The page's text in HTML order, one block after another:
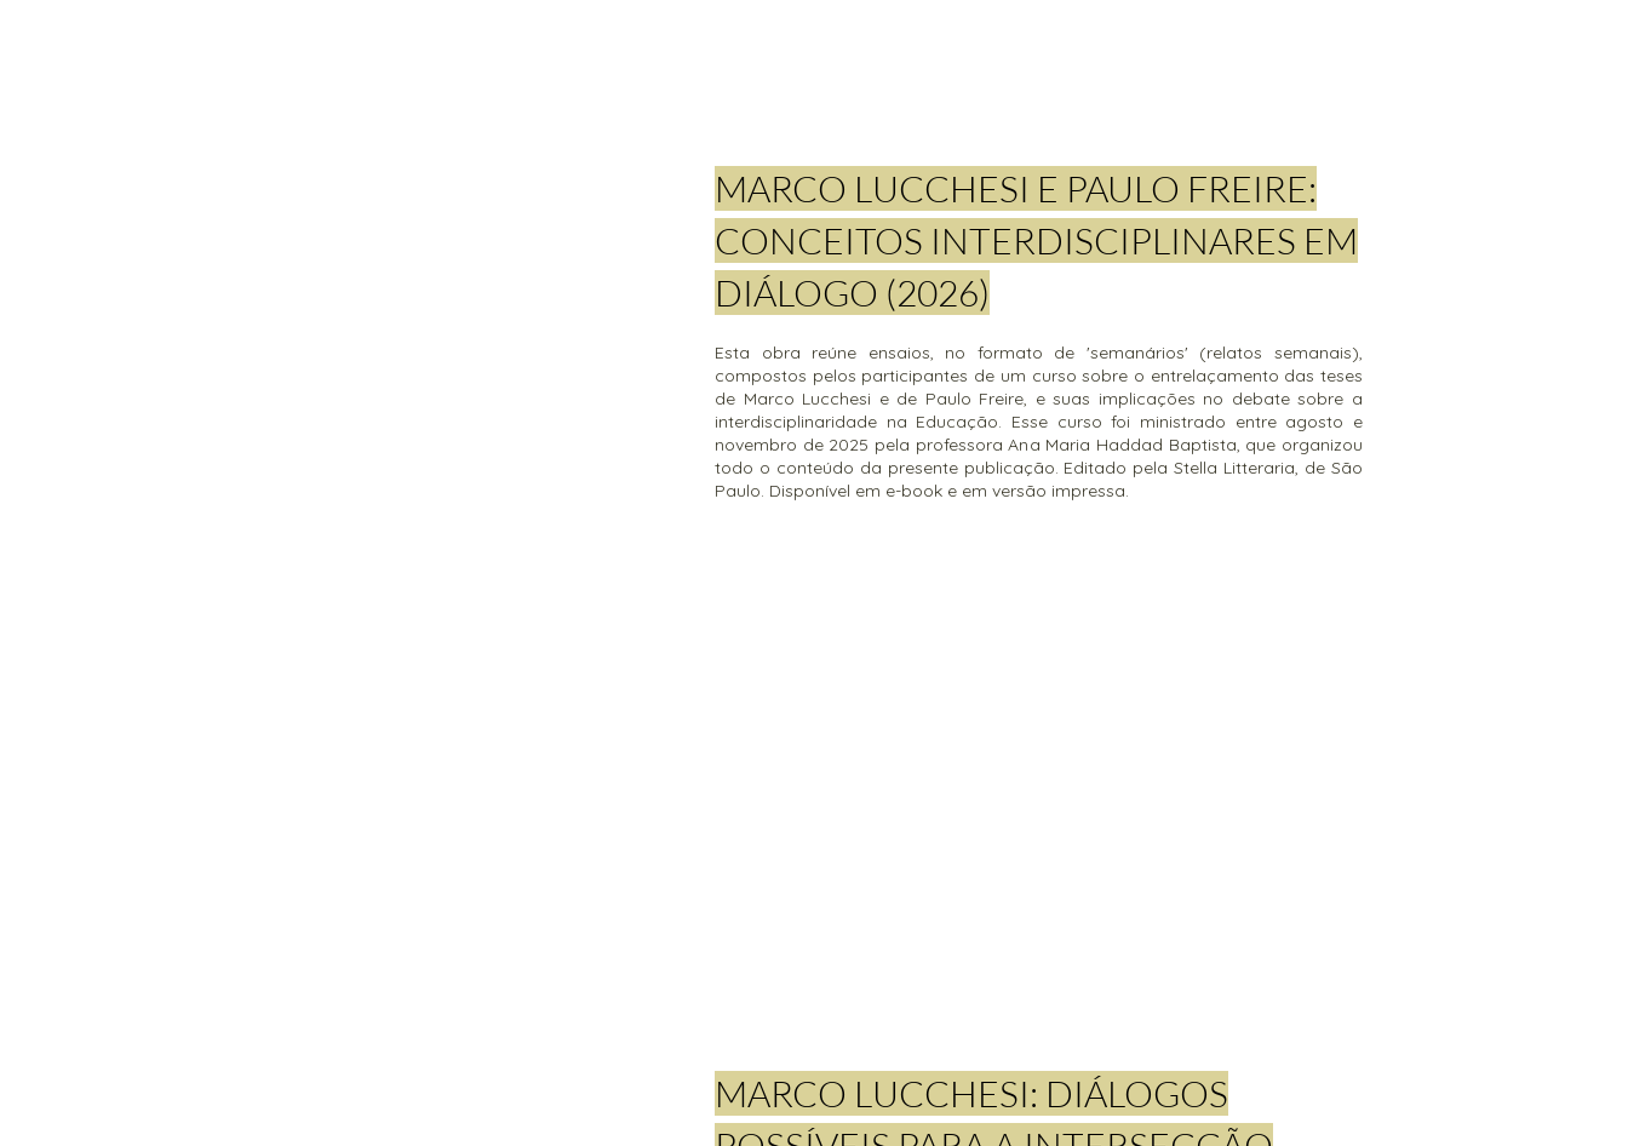
MARCO LUCCHESI E PAULO FREIRE:
CONCEITOS INTERDISCIPLINARES EM
DIÁLOGO (2026)
Esta obra reúne ensaios, no formato de 'semanários' (relatos semanais),
compostos pelos participantes de um curso sobre o entrelaçamento das teses
de Marco Lucchesi e de Paulo Freire, e suas implicações no debate sobre a
interdisciplinaridade na Educação. Esse curso foi ministrado entre agosto e
novembro de 2025 pela professora Ana Maria Haddad Baptista, que organizou
todo o conteúdo da presente publicação. Editado pela Stella Litteraria, de São
Paulo. Disponível em e-book e em versão impressa.
MARCO LUCCHESI: DIÁLOGOS